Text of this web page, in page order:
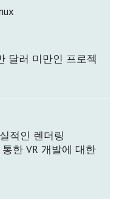
달러 미만인 프로젝
적인 렌더링
한 VR 개발에 대한